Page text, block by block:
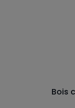
Bois